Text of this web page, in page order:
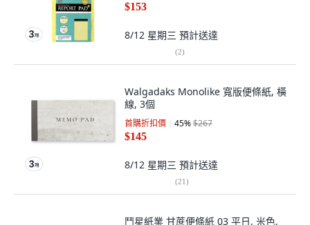
$153
8/12 星期三 預計送達
(2)
Walgadaks Monolike 寬版便條紙, 橫
線, 3個
首購折扣價 45%$267
$145
8/12 星期三 預計送達
(21)
鬥星紙業 甘蔗便條紙 03 平日, 米色,